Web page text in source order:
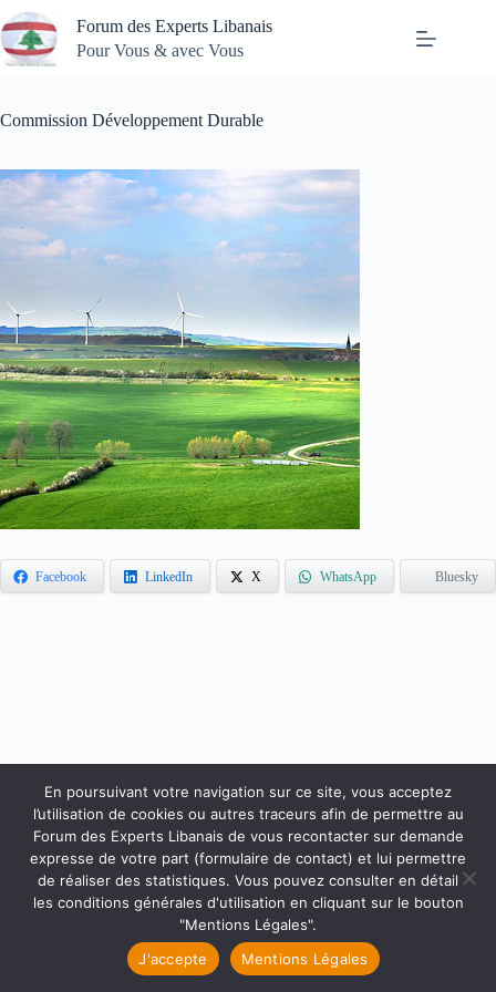
Passer
au
contenu
Forum des Experts Libanais
Pour Vous & avec Vous
Commission Développement Durable
Facebook LinkedIn X WhatsApp Bluesky
Accueil Qui sommes-nous ?
Faire un don
Accès Membres
Rejoignez-nous
Mentions Légales
Contact
Copyright © 2026 Forum des Experts Libanais.
En poursuivant votre navigation sur ce site, vous acceptez
l’utilisation de cookies ou autres traceurs afin de permettre au
Forum des Experts Libanais de vous recontacter sur demande
expresse de votre part (formulaire de contact) et lui permettre
de réaliser des statistiques. Vous pouvez consulter en détail
les conditions générales d'utilisation en cliquant sur le bouton
"Mentions Légales".
J'accepte
Mentions Légales